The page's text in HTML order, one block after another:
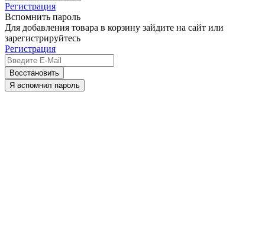
Регистрация
Вспомнить пароль
Для добавления товара в корзину зайдите на сайт или
зарегистрируйтесь
Регистрация
Восстановить
Я вспомнил пароль